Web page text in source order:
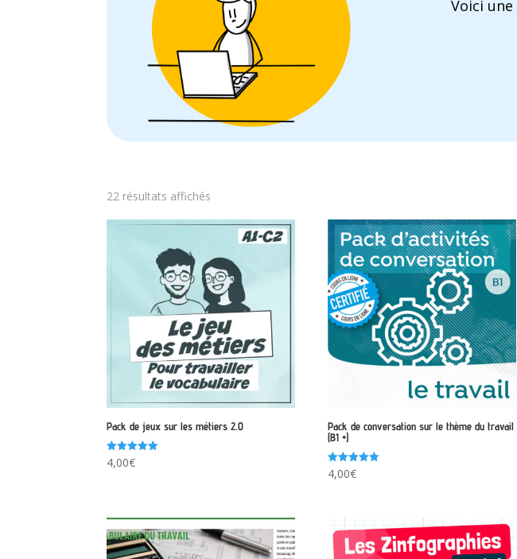
Voici
22 résultats affichés
Pack de jeux sur les métiers 2.0
Note
5.00
4,00€
Pack de conversation sur le thème du travail
(B1 +)
Note
5.00
4,00€